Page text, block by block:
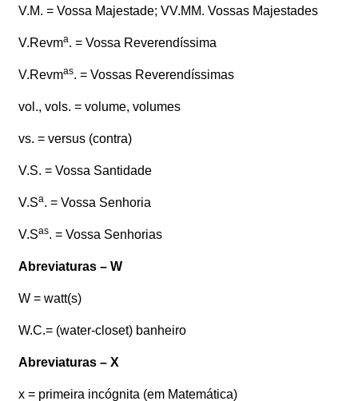
V.M. = Vossa Majestade; VV.MM. Vossas Majestades
V.Revma. = Vossa Reverendíssima
V.Revmas. = Vossas Reverendíssimas
vol., vols. = volume, volumes
vs. = versus (contra)
V.S. = Vossa Santidade
V.Sa. = Vossa Senhoria
V.Sas. = Vossa Senhorias
Abreviaturas – W
W = watt(s)
W.C.= (water-closet) banheiro
Abreviaturas – X
x = primeira incógnita (em Matemática)